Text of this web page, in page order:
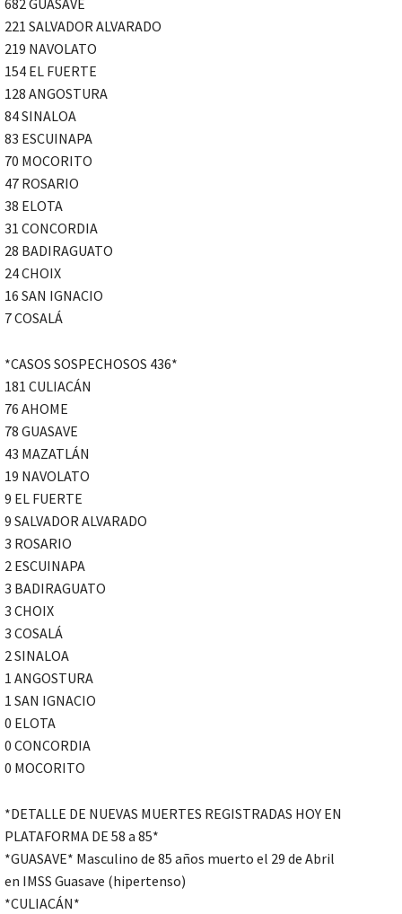
682 GUASAVE
221 SALVADOR ALVARADO
219 NAVOLATO
154 EL FUERTE
128 ANGOSTURA
84 SINALOA
83 ESCUINAPA
70 MOCORITO
47 ROSARIO
38 ELOTA
31 CONCORDIA
28 BADIRAGUATO
24 CHOIX
16 SAN IGNACIO
7 COSALÁ
*CASOS SOSPECHOSOS 436*
181 CULIACÁN
76 AHOME
78 GUASAVE
43 MAZATLÁN
19 NAVOLATO
9 EL FUERTE
9 SALVADOR ALVARADO
3 ROSARIO
2 ESCUINAPA
3 BADIRAGUATO
3 CHOIX
3 COSALÁ
2 SINALOA
1 ANGOSTURA
1 SAN IGNACIO
0 ELOTA
0 CONCORDIA
0 MOCORITO
*DETALLE DE NUEVAS MUERTES REGISTRADAS HOY EN
PLATAFORMA DE 58 a 85*
*GUASAVE* Masculino de 85 años muerto el 29 de Abril
en IMSS Guasave (hipertenso)
*CULIACÁN*